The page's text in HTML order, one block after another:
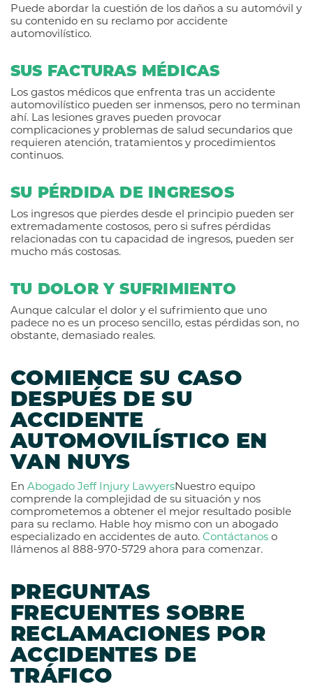
Puede abordar la cuestión de los daños a su automóvil y
su contenido en su reclamo por accidente
automovilístico.
SUS FACTURAS MÉDICAS
Los gastos médicos que enfrenta tras un accidente
automovilístico pueden ser inmensos, pero no terminan
ahí. Las lesiones graves pueden provocar
complicaciones y problemas de salud secundarios que
requieren atención, tratamientos y procedimientos
continuos.
SU PÉRDIDA DE INGRESOS
Los ingresos que pierdes desde el principio pueden ser
extremadamente costosos, pero si sufres pérdidas
relacionadas con tu capacidad de ingresos, pueden ser
mucho más costosas.
TU DOLOR Y SUFRIMIENTO
Aunque calcular el dolor y el sufrimiento que uno
padece no es un proceso sencillo, estas pérdidas son, no
obstante, demasiado reales.
COMIENCE SU CASO
DESPUÉS DE SU
ACCIDENTE
AUTOMOVILÍSTICO EN
VAN NUYS
En Abogado Jeff Injury LawyersNuestro equipo
comprende la complejidad de su situación y nos
comprometemos a obtener el mejor resultado posible
para su reclamo. Hable hoy mismo con un abogado
especializado en accidentes de auto. Contáctanos o
llámenos al 888-970-5729 ahora para comenzar.
PREGUNTAS
FRECUENTES SOBRE
RECLAMACIONES POR
ACCIDENTES DE
TRÁFICO